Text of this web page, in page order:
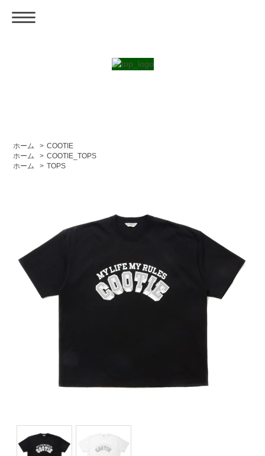
ホーム > COOTIE
ホーム
> COOTIE_TOPS
ホーム
> TOPS